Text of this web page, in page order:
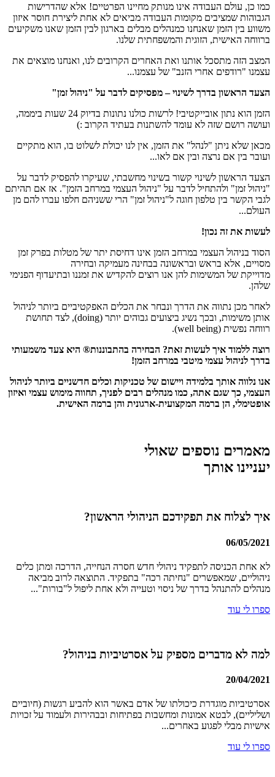
כמו כן, עולם העבודה אינו מנותק מחיינו הפרטיים! אלא שהדרישות
הגבוהות שמציבים מקומות העבודה מביאים לא אחת ליצירת חוסר איזון
משווע בין הזמן שאנחנו כמנהלים מבלים בארגון לבין הזמן שאנו משקיעים
ברווחה האישית, הזוגית והמשפחתית שלנו.
המצב הזה מתסכל אותנו ואת האחרים הקרובים לנו, ואנחנו מוצאים את
עצמנו "רודפים אחרי הזנב" של עצמנו...
הצעד הראשון בדרך לשינוי – מפסיקים לדבר על "ניהול זמן"
הזמן הוא נתון אובייקטיבי! לרשות כולנו נתונות בדיוק 24 שעות ביממה,
ועושה רושם שזה לא עומד להשתנות בעתיד הקרוב :)
מכאן שלא ניתן "לנהל" את הזמן, אין לנו יכולת לשלוט בו, הוא מתקיים
ועובר בין אם נרצה ובין אם לאו...
הצעד הראשון לשינוי קשור בשינוי מחשבתי, שעיקרו להפסיק לדבר על
"ניהול זמן" ולהתחיל לדבר על "ניהול העצמי במרחב הזמן". אז אם תהיתם
לגבי הקשר בין טלפון חוגה ל"ניהול זמן" הרי ששניהם חלפו עברו להם מן
העולם...
לעשות את זה נכון!
הסוד בניהול העצמי במרחב הזמן אינו דחיסת יתר של מטלות בפרק זמן
מסויים, אלא בראש ובראשונה בבחינה מעמיקה ובחירה
מדוייקת של המשימות להן אנו רוצים להקדיש את זמננו ובתיעדוף הפנימי
שלהן.
לאחר מכן נתווה את הדרך ונבחר את הכלים האפקטיביים ביותר לניהול
אותן משימות, ובכך נשיג ביצועים גבוהים יותר (doing), לצד תחושת
רווחה נפשית (well being).
רוצה ללמוד איך לעשות זאת? הבחירה בהתבוננות® היא צעד משמעותי
בדרך לניהול עצמי מיטבי במרחב הזמן!
אנו נלווה אותך בלמידה ויישום של טכניקות וכלים חדשניים ביותר לניהול
העצמי, כך שגם אתה, כמו מנהלים רבים לפניך, תחווה מימוש עצמי ואיזון
אופטימלי, הן ברמה המקצועית-ארגונית והן ברמה האישית.
מאמרים נוספים שאולי
יעניינו אותך
איך לצלוח את תפקידכם הניהולי הראשון?
06/05/2021
לא אחת הכניסה לתפקיד ניהולי חדש חסרה הנחייה, הדרכה ומתן כלים
ניהוליים, שמאפשרים "נחיתה רכה" בתפקיד. התוצאה לרוב מביאה
מנהלים להתנהל בדרך של ניסוי וטעייה ולא אחת ליפול ל"בורות"...
ספרו לי עוד
למה לא מדברים מספיק על אסרטיביות בניהול?
20/04/2021
אסרטיביות מוגדרת כיכולתו של אדם באשר הוא להביע רגשות (חיוביים
ושליליים), לבטא אמונות ומחשבות בפתיחות ובבהירות ולעמוד על זכויות
אישיות מבלי לפגוע באחרים...
ספרו לי עוד